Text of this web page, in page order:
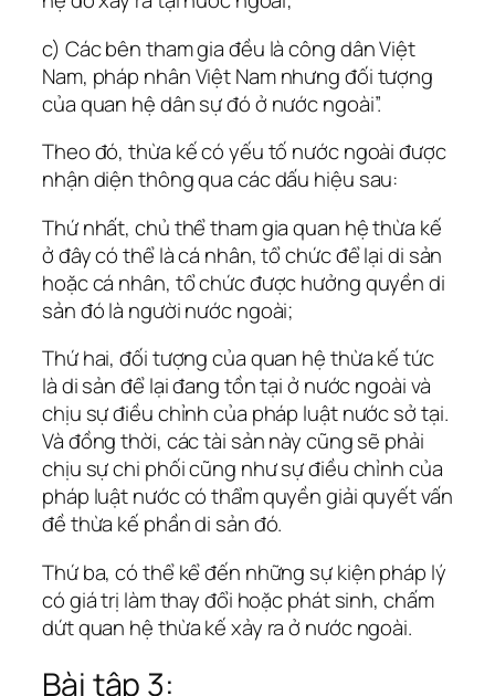
c) Các bên tham gia đều là công dân Việt
Nam, pháp nhân Việt Nam nhưng đối tượng
của quan hệ dân sự đó ở nước ngoài”.
Theo đó, thừa kế có yếu tố nước ngoài được
nhận diện thông qua các dấu hiệu sau:
Thứ nhất, chủ thể tham gia quan hệ thừa kế
ở đây có thể là cá nhân, tổ chức để lại di sản
hoặc cá nhân, tổ chức được hưởng quyền di
sản đó là người nước ngoài;
Thứ hai, đối tượng của quan hệ thừa kế tức
là di sản để lại đang tồn tại ở nước ngoài và
chịu sự điều chỉnh của pháp luật nước sở tại.
Và đồng thời, các tài sản này cũng sẽ phải
chịu sự chi phối cũng như sự điều chỉnh của
pháp luật nước có thẩm quyền giải quyết vấn
đề thừa kế phần di sản đó.
Thứ ba, có thể kể đến những sự kiện pháp lý
có giá trị làm thay đổi hoặc phát sinh, chấm
dứt quan hệ thừa kế xảy ra ở nước ngoài.
Bài tập 3: